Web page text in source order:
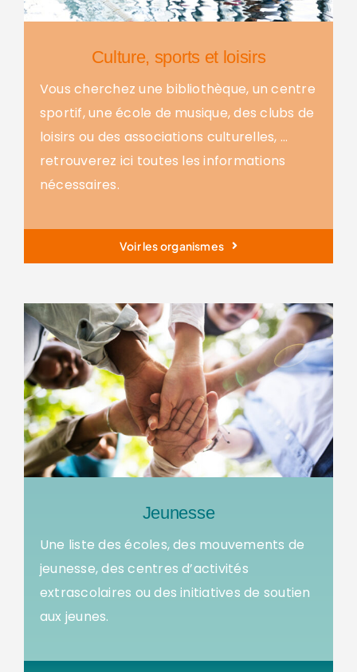
Culture, sports et loisirs
Vous cherchez une bibliothèque, un centre
sportif, une école de musique, des clubs de
loisirs ou des associations culturelles, …
retrouverez ici toutes les informations
nécessaires.
Voir les organismes
Jeunesse
Une liste des écoles, des mouvements de
jeunesse, des centres d’activités
extrascolaires ou des initiatives de soutien
aux jeunes.